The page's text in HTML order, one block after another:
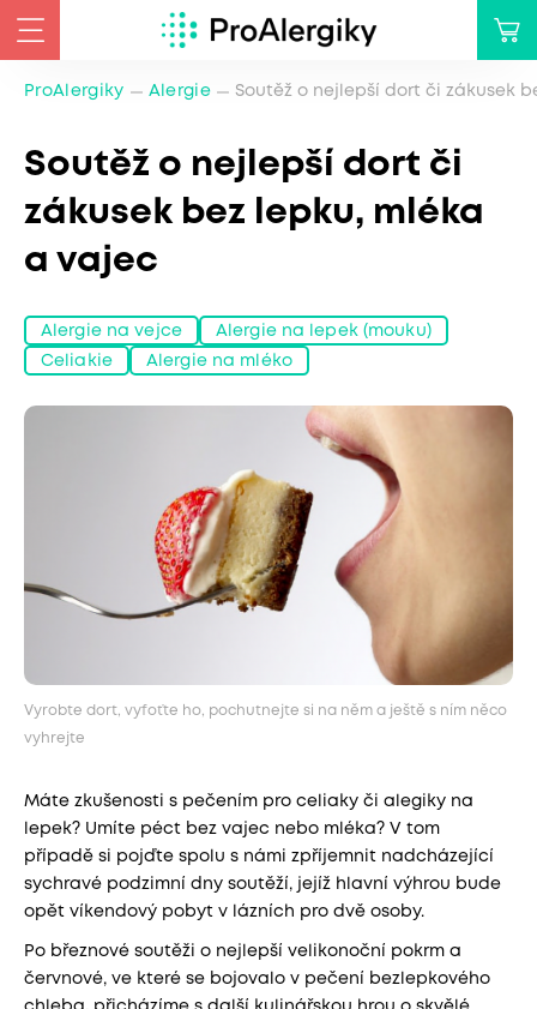
ProAlergiky Alergie Soutěž o nejlepší dort či zákusek
Soutěž o nejlepší dort či
zákusek bez lepku, mléka
a vajec
Alergie na vejce Alergie na lepek (mouku)
Celiakie Alergie na mléko
Vyrobte dort, vyfoťte ho, pochutnejte si na něm a ještě s ním něco
vyhrejte
Máte zkušenosti s pečením pro celiaky či alegiky na
lepek? Umíte péct bez vajec nebo mléka? V tom
případě si pojďte spolu s námi zpříjemnit nadcházející
sychravé podzimní dny soutěží, jejíž hlavní výhrou bude
opět víkendový pobyt v lázních pro dvě osoby.
Po březnové soutěži o nejlepší velikonoční pokrm a
červnové, ve které se bojovalo v pečení bezlepkového